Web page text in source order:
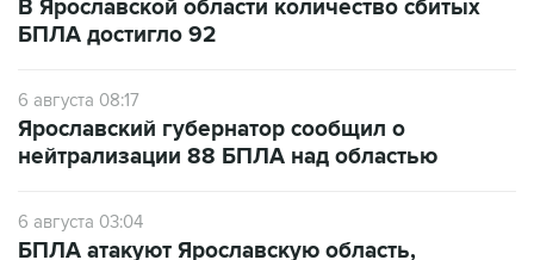
6 августа 08:17
нейтрализации 88 БПЛА над областью
6 августа 03:04
движение в сторону Москвы перекрыто